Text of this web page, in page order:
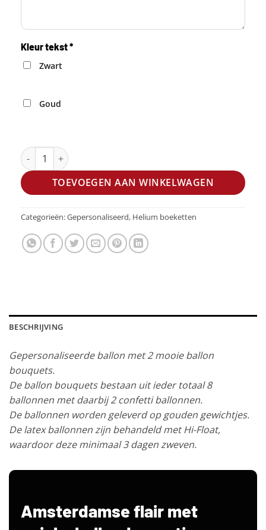
Kleur tekst*
Zwart
Goud
Luxe gepersonaliseerde ballon set Rosegold-cream aantal
TOEVOEGEN AAN WINKELWAGEN
Categorieën:Gepersonaliseerd, Helium boeketten
BESCHRIJVING
Gepersonaliseerde ballon met 2 mooie ballon
bouquets.
De ballon bouquets bestaan uit ieder totaal 8
ballonnen met daarbij 2 confetti ballonnen.
De ballonnen worden geleverd op gouden gewichtjes.
De latex ballonnen zijn behandeld met Hi-Float,
waardoor deze minimaal 3 dagen zweven.
Amsterdamse flair met